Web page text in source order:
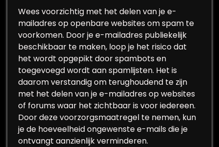
Wees voorzichtig met het delen van je e-
mailadres op openbare websites om spam te
voorkomen. Door je e-mailadres publiekelijk
beschikbaar te maken, loop je het risico dat
het wordt opgepikt door spambots en
toegevoegd wordt aan spamlijsten. Het is
daarom verstandig om terughoudend te zijn
met het delen van je e-mailadres op websites
of forums waar het zichtbaar is voor iedereen.
Door deze voorzorgsmaatregel te nemen, kun
je de hoeveelheid ongewenste e-mails die je
ontvangt aanzienlijk verminderen.